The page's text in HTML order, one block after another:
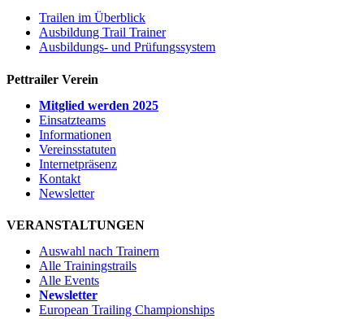
Trailen im Überblick
Ausbildung Trail Trainer
Ausbildungs- und Prüfungssystem
Pettrailer Verein
Mitglied werden 2025
Einsatzteams
Informationen
Vereinsstatuten
Internetpräsenz
Kontakt
Newsletter
VERANSTALTUNGEN
Auswahl nach Trainern
Alle Trainingstrails
Alle Events
Newsletter
European Trailing Championships